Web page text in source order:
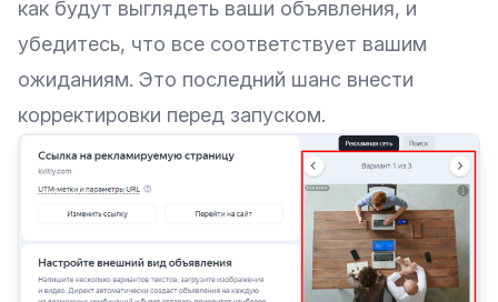
как будут выглядеть ваши объявления, и
убедитесь, что все соответствует вашим
ожиданиям. Это последний шанс внести
корректировки перед запуском.